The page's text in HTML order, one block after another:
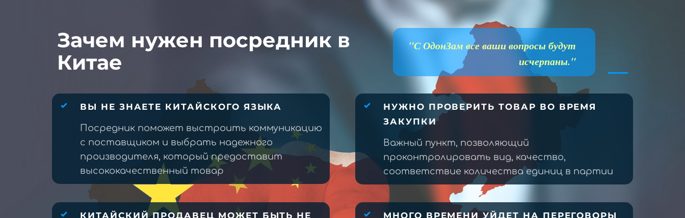
Зачем нужен посредник в
Китае
"С ОдонЗам все ваши вопросы будут
исчерпаны."
ВЫ НЕ ЗНАЕТЕ КИТАЙСКОГО ЯЗЫКА
Посредник поможет выстроить коммуникацию
с поставщиком и выбрать надежного
производителя, который предоставит
высококачественный товар
НУЖНО ПРОВЕРИТЬ ТОВАР ВО ВРЕМЯ
ЗАКУПКИ
Важный пункт, позволяющий
проконтролировать вид, качество,
соответствие количества единиц в партии
КИТАЙСКИЙ ПРОДАВЕЦ МОЖЕТ БЫТЬ НЕ
МНОГО ВРЕМЕНИ УЙДЕТ НА ПЕРЕГОВОРЫ